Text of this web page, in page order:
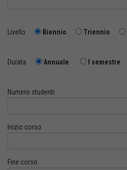
Livello Biennio Triennio
Durata Annuale I semestre
Numero studenti
Inizio corso
Fine corso